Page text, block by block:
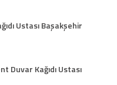
Ustası Başakşehir
Duvar Kağıdı Ustası